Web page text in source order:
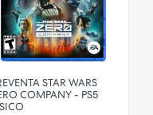
STAR WARS
COMPANY - PS5